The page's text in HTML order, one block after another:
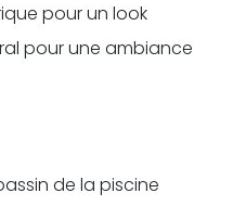
pour un look
pour une ambiance
de la piscine